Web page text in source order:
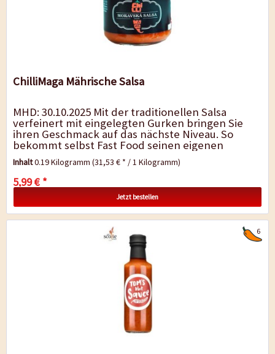
ChilliMaga Mährische Salsa
MHD: 30.10.2025 Mit der traditionellen Salsa
verfeinert mit eingelegten Gurken bringen Sie
ihren Geschmack auf das nächste Niveau. So
bekommt selbst Fast Food seinen eigenen
Geschmack und Sie essen direkt mit mehr
Freude....
Inhalt0.19 Kilogramm(31,53 € * / 1 Kilogramm)
5,99 € *
Jetzt bestellen
6